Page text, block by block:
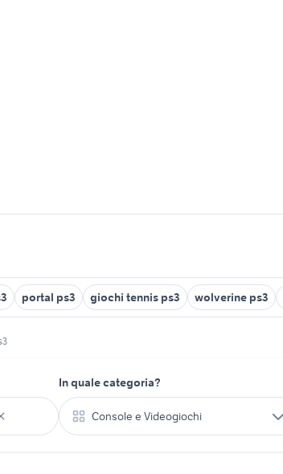
portal ps3 giochi tennis ps3 wolverine ps3
In quale categoria?
Console e Videogiochi